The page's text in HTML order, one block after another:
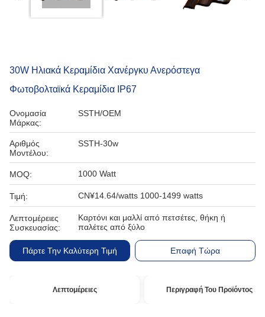
30W Ηλιακά Κεραμίδια Χανέργκυ Ανερόστεγα
Φωτοβολταϊκά Κεραμίδια IP67
Ονομασία
Μάρκας:
SSTH/OEM
Αριθμός
Μοντέλου:
SSTH-30w
MOQ: 1000 Watt
Τιμή: CN¥14.64/watts 1000-1499 watts
Λεπτομέρειες
Συσκευασίας:
Καρτόνι και μαλλί από πετσέτες, θήκη ή
παλέτες από ξύλο
Πάρτε Την Καλύτερη Τιμή Επαφή Τώρα
Λεπτομέρειες Περιγραφή Του Προϊόντος